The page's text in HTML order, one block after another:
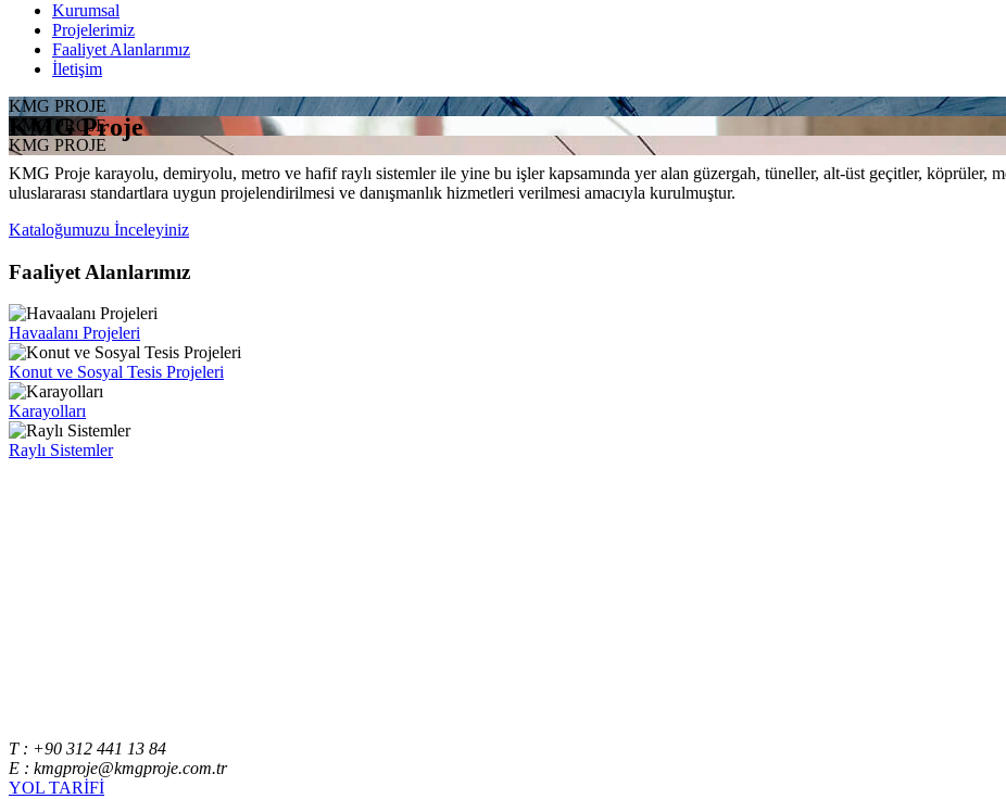
Kurumsal
Projelerimiz
Faaliyet Alanlarımız
İletişim
KMG PROJE
KMG PROJE
KMG PROJE
KMG Proje
KMG Proje karayolu, demiryolu, metro ve hafif raylı sistemler ile yine bu işler kapsamında yer alan güzergah, tüneller, alt-üst geçitler, köprüler,
uluslararası standartlara uygun projelendirilmesi ve danışmanlık hizmetleri verilmesi amacıyla kurulmuştur.
Kataloğumuzu İnceleyiniz
Faaliyet Alanlarımız
Havaalanı Projeleri
Konut ve Sosyal Tesis Projeleri
Karayolları
Raylı Sistemler
T : +90 312 441 13 84
E : kmgproje@kmgproje.com.tr
YOL TARİFİ